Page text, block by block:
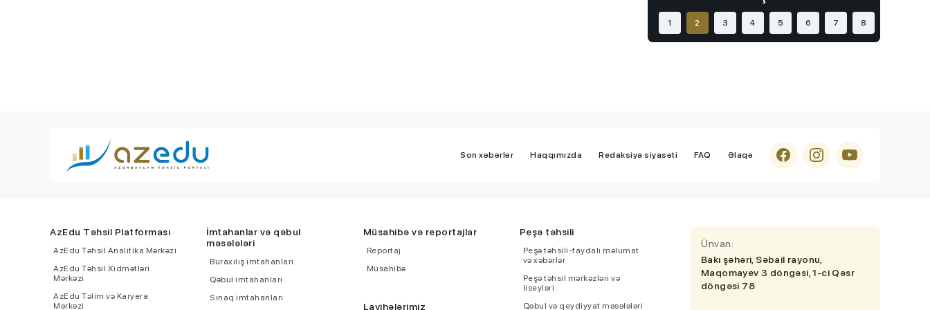
təhsillə bağlı sənəd İMZALANDI
İmtahanlar və qəbul məsələləri 7 Avqust 2026, 13:36
1 2 3 4 5 6 7 8
Son xəbərlər Haqqımızda Redaksiya siyasəti FAQ Əlaqə
AzEdu Təhsil Platforması
AzEdu Təhsil Analitika Mərkəzi
AzEdu Təhsil Xidmətləri
Mərkəzi
AzEdu Təlim və Karyera
Mərkəzi
İmtahanlar və qəbul
məsələləri
Buraxılış imtahanları
Qəbul imtahanları
Sınaq imtahanları
Müsahibə və reportajlar
Reportaj
Müsahibə
Layihələrimiz
Peşə təhsili
Peşə təhsili-faydalı məlumat
və xəbərlər
Peşə təhsil mərkəzləri və
liseyləri
Qəbul və qeydiyyat məsələləri
Ünvan:
Bakı şəhəri, Səbail rayonu,
Maqomayev 3 döngəsi, 1-ci Qəsr
döngəsi 78